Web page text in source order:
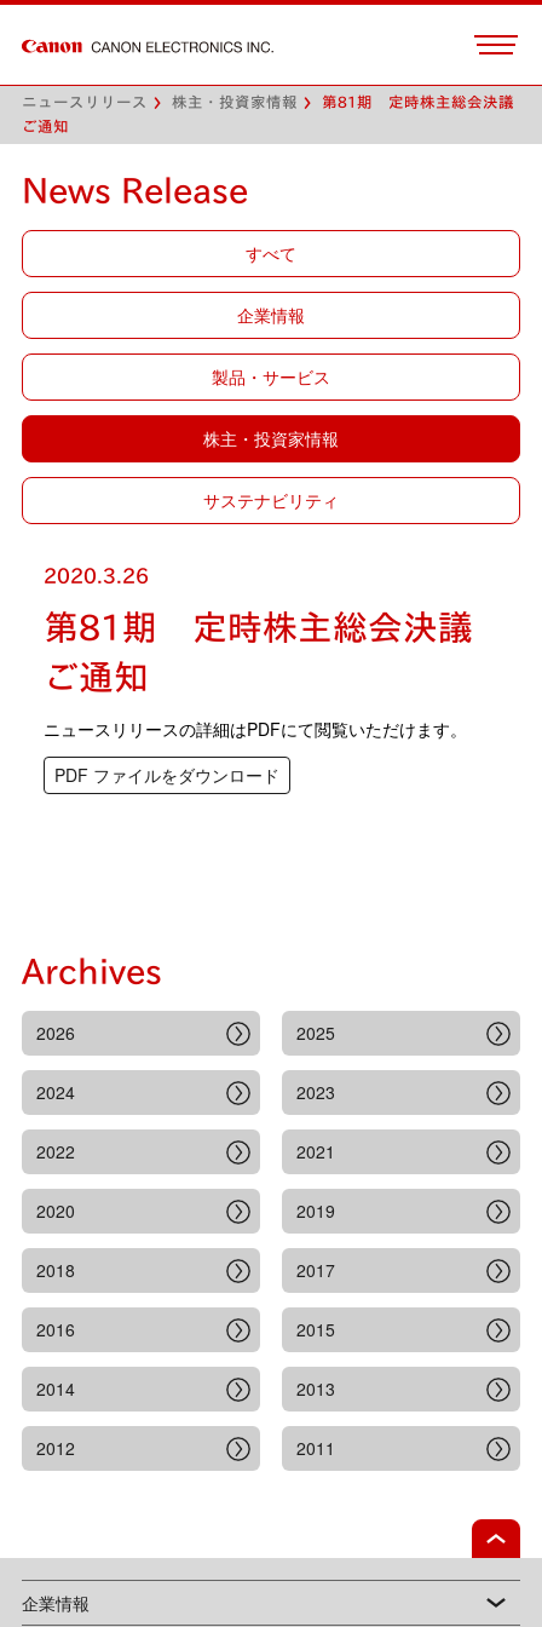
ニュースリリース 株主・投資家情報
第81期 定時株主総会決議
ご通知
News Release
すべて
企業情報
製品・サービス
株主・投資家情報
サステナビリティ
2020.3.26
第81期 定時株主総会決議
ご通知
ニュースリリースの詳細はPDFにて閲覧いただけます。
PDF ファイルをダウンロード
Archives
2026 2025
2024 2023
2022 2021
2020 2019
2018 2017
2016 2015
2014 2013
2012 2011
企業情報